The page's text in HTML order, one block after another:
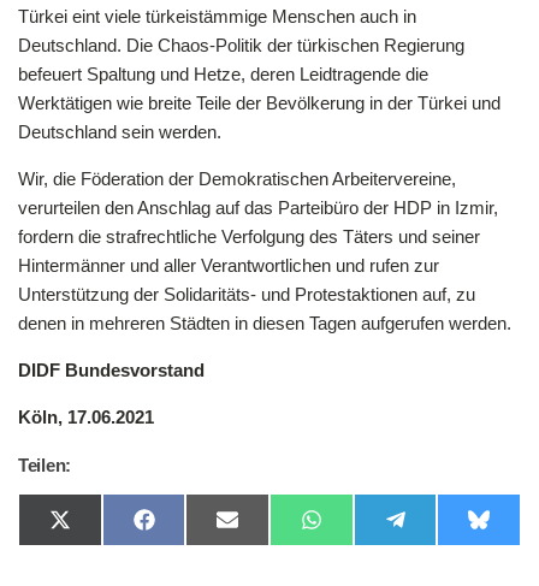
Türkei eint viele türkeistämmige Menschen auch in
Deutschland. Die Chaos-Politik der türkischen Regierung
befeuert Spaltung und Hetze, deren Leidtragende die
Werktätigen wie breite Teile der Bevölkerung in der Türkei und
Deutschland sein werden.
Wir, die Föderation der Demokratischen Arbeitervereine,
verurteilen den Anschlag auf das Parteibüro der HDP in Izmir,
fordern die strafrechtliche Verfolgung des Täters und seiner
Hintermänner und aller Verantwortlichen und rufen zur
Unterstützung der Solidaritäts- und Protestaktionen auf, zu
denen in mehreren Städten in diesen Tagen aufgerufen werden.
DIDF Bundesvorstand
Köln, 17.06.2021
Teilen:
Share
on
Share
on
Share
on
Share
on
Share
on
Share
on